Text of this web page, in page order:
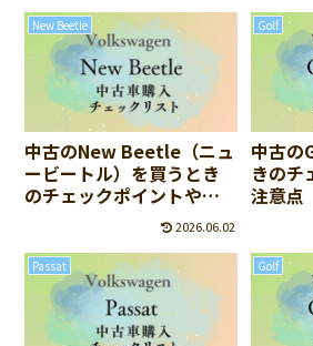
New Beetle
中古のNew Beetle（ニュ
ービートル）を買うとき
のチェックポイントや注
2026.06.02
Golf
中古の
きのチ
注意点
Passat Golf